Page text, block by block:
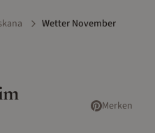
Wetter November
Merken